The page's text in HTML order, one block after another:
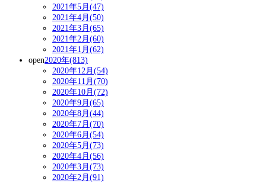
2021年5月(47)
2021年4月(50)
2021年3月(65)
2021年2月(60)
2021年1月(62)
open2020年(813)
2020年12月(54)
2020年11月(70)
2020年10月(72)
2020年9月(65)
2020年8月(44)
2020年7月(70)
2020年6月(54)
2020年5月(73)
2020年4月(56)
2020年3月(73)
2020年2月(91)